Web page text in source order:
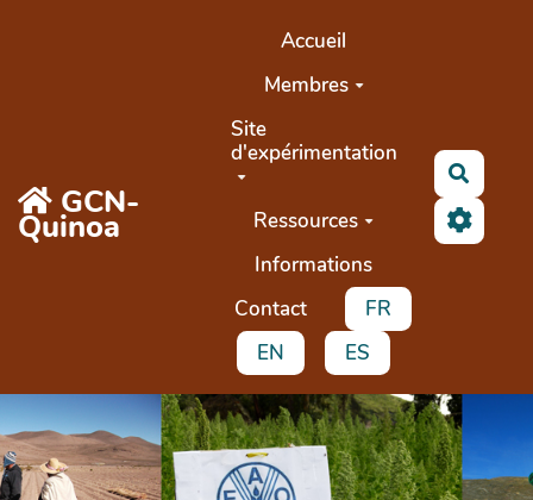
GCN-
Quinoa
Accueil
Membres
Site
d'expérimentation
Ressources
Informations
Contact
FR
EN
ES